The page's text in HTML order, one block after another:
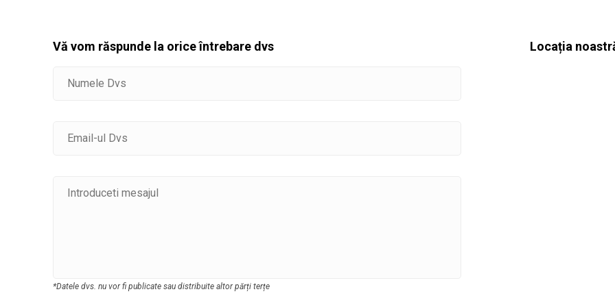
Vă vom răspunde la orice întrebare dvs
*Datele dvs. nu vor fi publicate sau distribuite altor părți terțe
Locația